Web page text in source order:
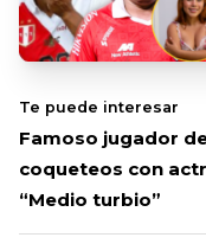
Te puede interesar
Famoso jugador
coqueteos con
“Medio turbio”